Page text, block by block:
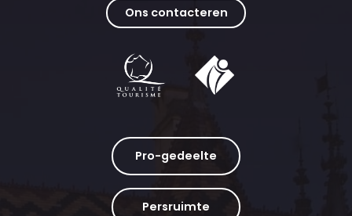
Ons contacteren
Pro-gedeelte
Persruimte